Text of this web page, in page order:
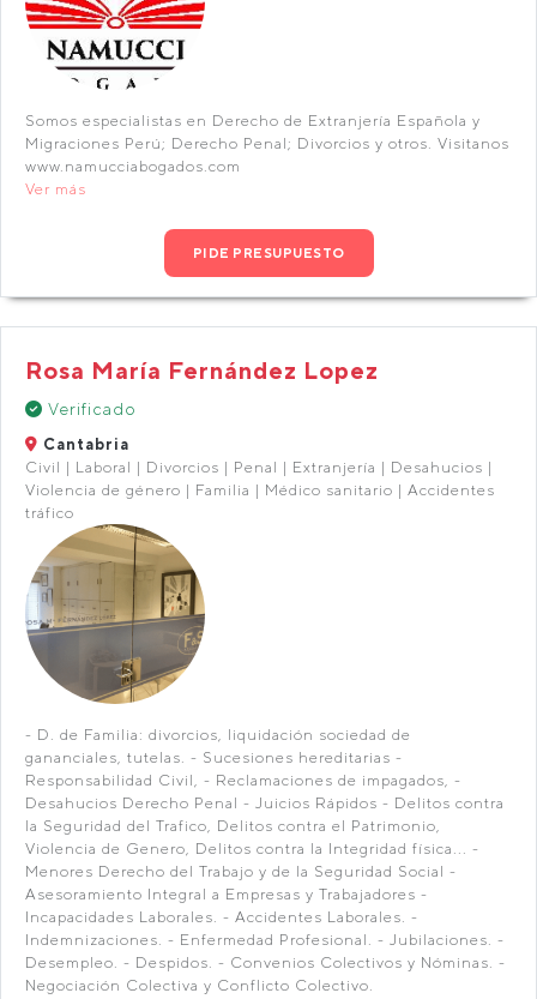
Somos especialistas en Derecho de Extranjería Española y
Migraciones Perú; Derecho Penal; Divorcios y otros. Visitanos
www.namucciabogados.com
Ver más
PIDE PRESUPUESTO
Rosa María Fernández Lopez
Verificado
Cantabria
Civil | Laboral | Divorcios | Penal | Extranjería | Desahucios |
Violencia de género | Familia | Médico sanitario | Accidentes
tráfico
- D. de Familia: divorcios, liquidación sociedad de
gananciales, tutelas. - Sucesiones hereditarias -
Responsabilidad Civil, - Reclamaciones de impagados, -
Desahucios Derecho Penal - Juicios Rápidos - Delitos contra
la Seguridad del Trafico, Delitos contra el Patrimonio,
Violencia de Genero, Delitos contra la Integridad física... -
Menores Derecho del Trabajo y de la Seguridad Social -
Asesoramiento Integral a Empresas y Trabajadores -
Incapacidades Laborales. - Accidentes Laborales. -
Indemnizaciones. - Enfermedad Profesional. - Jubilaciones. -
Desempleo. - Despidos. - Convenios Colectivos y Nóminas. -
Negociación Colectiva y Conflicto Colectivo.